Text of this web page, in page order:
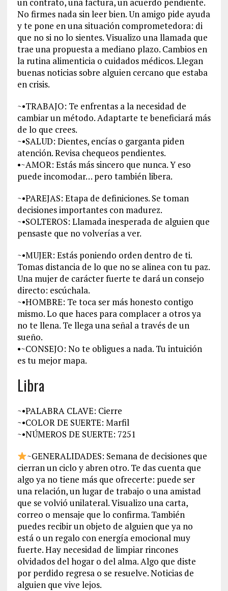
No firmes nada sin leer bien. Un amigo pide ayuda
y te pone en una situación comprometedora: di
que no si no lo sientes. Visualizo una llamada que
trae una propuesta a mediano plazo. Cambios en
la rutina alimenticia o cuidados médicos. Llegan
buenas noticias sobre alguien cercano que estaba
en crisis.
~•TRABAJO: Te enfrentas a la necesidad de
cambiar un método. Adaptarte te beneficiará más
de lo que crees.
~•SALUD: Dientes, encías o garganta piden
atención. Revisa chequeos pendientes.
•~AMOR: Estás más sincero que nunca. Y eso
puede incomodar… pero también libera.
~•PAREJAS: Etapa de definiciones. Se toman
decisiones importantes con madurez.
~•SOLTEROS: Llamada inesperada de alguien que
pensaste que no volverías a ver.
~•MUJER: Estás poniendo orden dentro de ti.
Tomas distancia de lo que no se alinea con tu paz.
Una mujer de carácter fuerte te dará un consejo
directo: escúchala.
~•HOMBRE: Te toca ser más honesto contigo
mismo. Lo que haces para complacer a otros ya
no te llena. Te llega una señal a través de un
sueño.
•~CONSEJO: No te obligues a nada. Tu intuición
es tu mejor mapa.
Libra
~•PALABRA CLAVE: Cierre
~•COLOR DE SUERTE: Marfil
~•NÚMEROS DE SUERTE: 7251
~GENERALIDADES: Semana de decisiones que
cierran un ciclo y abren otro. Te das cuenta que
algo ya no tiene más que ofrecerte: puede ser
una relación, un lugar de trabajo o una amistad
que se volvió unilateral. Visualizo una carta,
correo o mensaje que lo confirma. También
puedes recibir un objeto de alguien que ya no
está o un regalo con energía emocional muy
fuerte. Hay necesidad de limpiar rincones
olvidados del hogar o del alma. Algo que diste
por perdido regresa o se resuelve. Noticias de
alguien que vive lejos.